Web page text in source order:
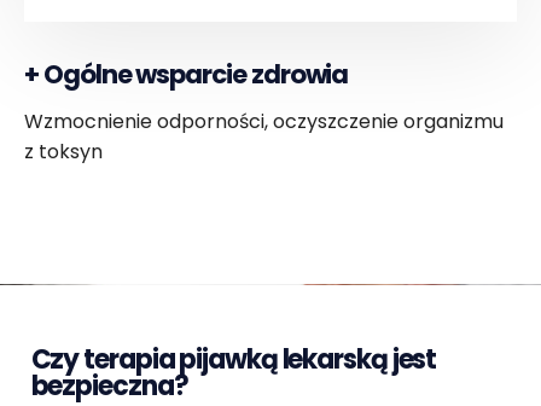
+Ogólne wsparcie zdrowia
Wzmocnienie odporności, oczyszczenie organizmu
z toksyn
Czy terapia pijawką lekarską jest
bezpieczna?